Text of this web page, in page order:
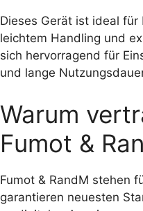
Dieses Gerät ist ideal
leichtem Handling und
sich hervorragend für
und lange
Warum
Fumot &
Fumot & RandM stehen
garantieren neuesten